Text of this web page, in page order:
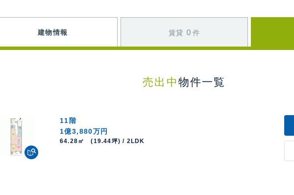
建物情報 賃貸 0 件
売出中 物件一覧
11階
1億3,880万円
64.28㎡ (19.44坪) / 2LDK